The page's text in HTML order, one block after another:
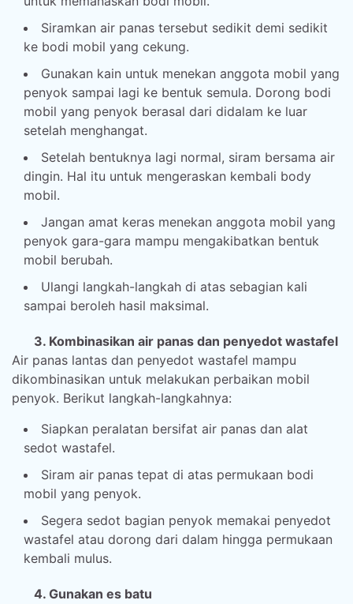
Siramkan air panas tersebut sedikit demi sedikit
ke bodi mobil yang cekung.
Gunakan kain untuk menekan anggota mobil yang
penyok sampai lagi ke bentuk semula. Dorong bodi
mobil yang penyok berasal dari didalam ke luar
setelah menghangat.
Setelah bentuknya lagi normal, siram bersama air
dingin. Hal itu untuk mengeraskan kembali body
mobil.
Jangan amat keras menekan anggota mobil yang
penyok gara-gara mampu mengakibatkan bentuk
mobil berubah.
Ulangi langkah-langkah di atas sebagian kali
sampai beroleh hasil maksimal.
3. Kombinasikan air panas dan penyedot wastafel
Air panas lantas dan penyedot wastafel mampu
dikombinasikan untuk melakukan perbaikan mobil
penyok. Berikut langkah-langkahnya:
Siapkan peralatan bersifat air panas dan alat
sedot wastafel.
Siram air panas tepat di atas permukaan bodi
mobil yang penyok.
Segera sedot bagian penyok memakai penyedot
wastafel atau dorong dari dalam hingga permukaan
kembali mulus.
4. Gunakan es batu